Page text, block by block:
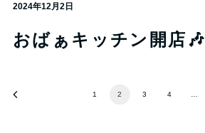
2024年12月2日
おばぁキッチン開店🎶
1 2 3 4